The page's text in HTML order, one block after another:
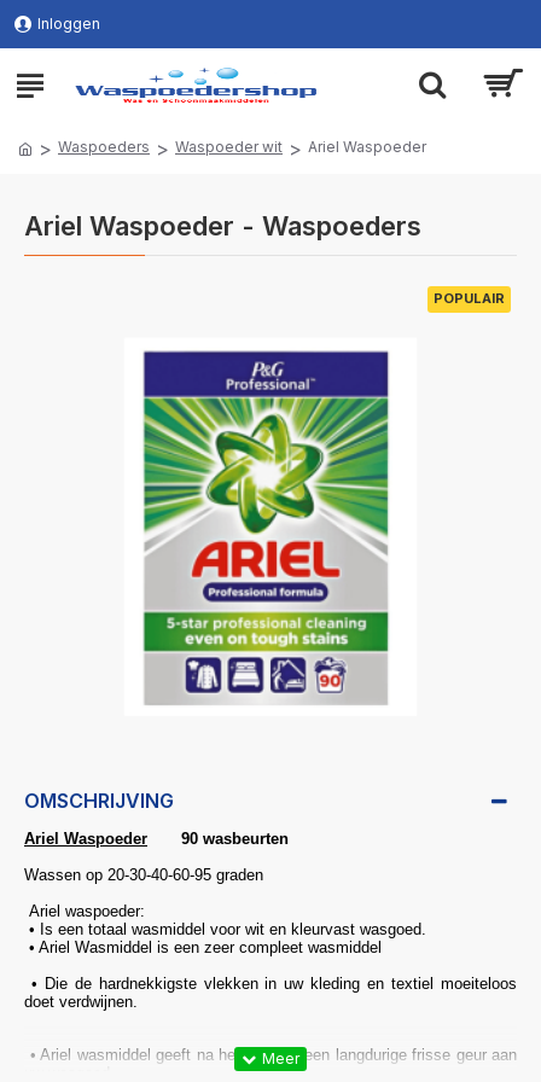
Inloggen
Waspoeders Waspoeder wit Ariel Waspoeder
Ariel Waspoeder - Waspoeders
POPULAIR
OMSCHRIJVING
Ariel Waspoeder 90 wasbeurten
Wassen op 20-30-40-60-95 graden
Ariel waspoeder:
• Is een totaal wasmiddel voor wit en kleurvast wasgoed.
• Ariel Wasmiddel is een zeer compleet wasmiddel
• Die de hardnekkigste vlekken in uw kleding en textiel moeiteloos
doet verdwijnen.
• Ariel wasmiddel geeft na het wassen een langdurige frisse geur aan